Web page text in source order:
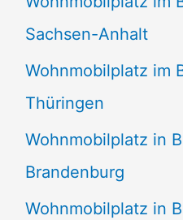
Sachsen-Anhalt
Wohnmobilplatz im
Thüringen
Wohnmobilplatz in
Brandenburg
Wohnmobilplatz in